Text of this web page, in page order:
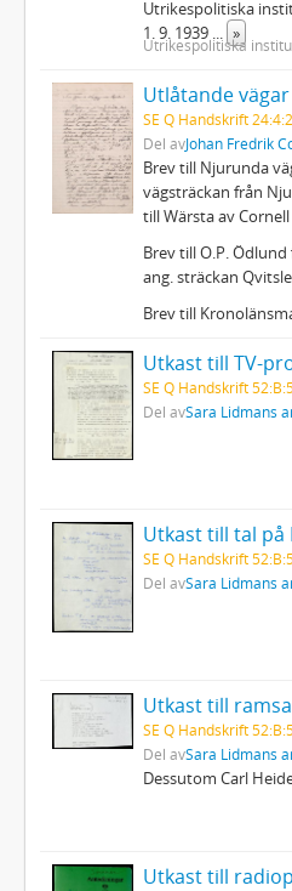
Utrikespolitiska
1. 9. 1939
»
Utrikespolitiska
Utlåtande
SE Q Handskrift
Del avJohan Fredrik
Brev till Njurunda
vägsträckan från
till Wärsta av Cornell
Brev till O.P. Ödlund
ang. sträckan
Brev till
SE Q Handskrift
Del avSara Lidmans
Utkast till tal på
SE Q Handskrift
Del avSara Lidmans
SE Q Handskrift
Del avSara Lidmans
Dessutom Carl